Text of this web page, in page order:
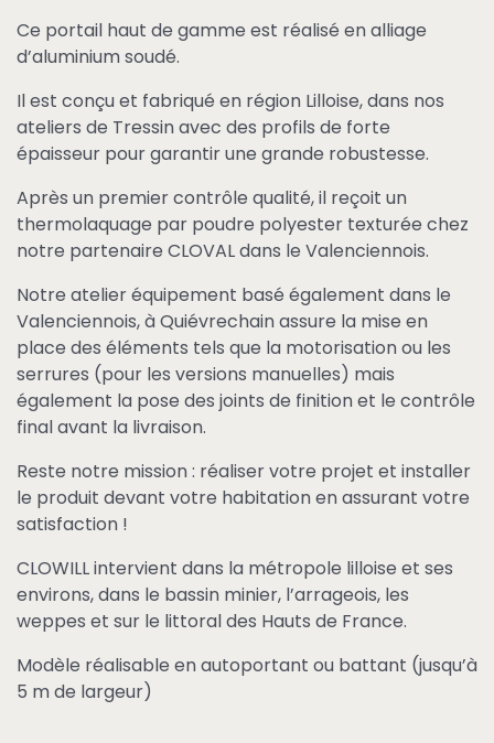
Ce portail haut de gamme est réalisé en alliage
d’aluminium soudé.
Il est conçu et fabriqué en région Lilloise, dans nos
ateliers de Tressin avec des profils de forte
épaisseur pour garantir une grande robustesse.
Après un premier contrôle qualité, il reçoit un
thermolaquage par poudre polyester texturée chez
notre partenaire CLOVAL dans le Valenciennois.
Notre atelier équipement basé également dans le
Valenciennois, à Quiévrechain assure la mise en
place des éléments tels que la motorisation ou les
serrures (pour les versions manuelles) mais
également la pose des joints de finition et le contrôle
final avant la livraison.
Reste notre mission : réaliser votre projet et installer
le produit devant votre habitation en assurant votre
satisfaction !
CLOWILL intervient dans la métropole lilloise et ses
environs, dans le bassin minier, l’arrageois, les
weppes et sur le littoral des Hauts de France.
Modèle réalisable en autoportant ou battant (jusqu’à
5 m de largeur)